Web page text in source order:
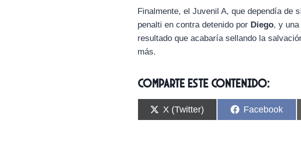
Finalmente, el Juvenil A, que dependía de
penalti en contra detenido por Diego, y
resultado que acabaría sellando la
más.
Comparte este contenido:
C
o
X (Twitter)
C
o
Facebook